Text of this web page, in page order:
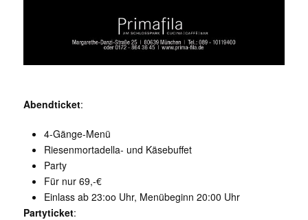
Abendticket:
4-Gänge-Menü
Riesen­mortadella- und Käsebuffet
Party
Für nur 69,-€
Einlass ab 23:oo Uhr, Menübeginn 20:00 Uhr
Partyticket: